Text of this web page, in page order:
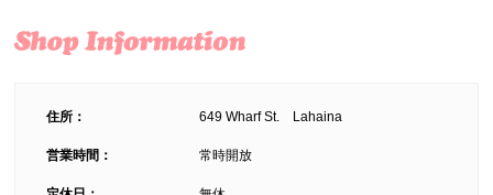
住所： 649 Wharf St. Lahaina
営業時間： 常時開放